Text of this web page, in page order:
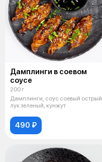
Дамплинги в соевом
соусе
200 г
Дамплинги, соус соевый острый,
лук зеленый, кунжут
490 ₽